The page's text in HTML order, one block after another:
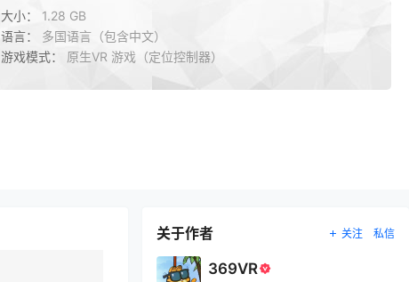
大小： 1.28 GB
语言： 多国语言（包含中文）
游戏模式： 原生VR 游戏（定位控制器）
关于作者 关注 私信
369VR